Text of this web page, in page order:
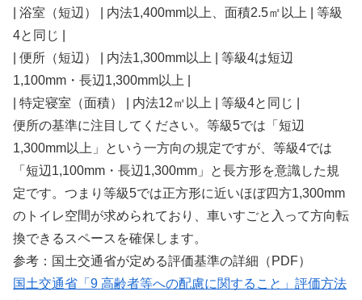
| 浴室（短辺） | 内法1,400mm以上、面積2.5㎡以上 | 等級
4と同じ |
| 便所（短辺） | 内法1,300mm以上 | 等級4は短辺
1,100mm・長辺1,300mm以上 |
| 特定寝室（面積） | 内法12㎡以上 | 等級4と同じ |
便所の基準に注目してください。等級5では「短辺
1,300mm以上」という一方向の規定ですが、等級4では
「短辺1,100mm・長辺1,300mm」と長方形を意識した規
定です。つまり等級5では正方形に近いほぼ四方1,300mm
のトイレ空間が求められており、車いすごと入って方向転
換できるスペースを確保します。
参考：国土交通省が定める評価基準の詳細（PDF）
国土交通省「9 高齢者等への配慮に関すること」評価方法